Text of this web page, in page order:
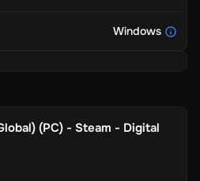
Windows
(PC) - Steam - Digital